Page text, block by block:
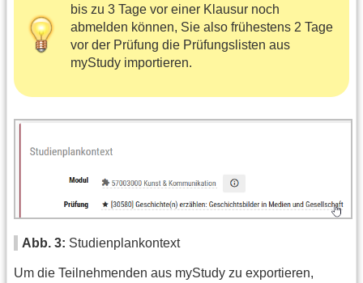
bis zu 3 Tage vor einer Klausur noch
abmelden können, Sie also frühestens 2 Tage
vor der Prüfung die Prüfungslisten aus
myStudy importieren.
Abb. 3: Studienplankontext
Um die Teilnehmenden aus myStudy zu exportieren,